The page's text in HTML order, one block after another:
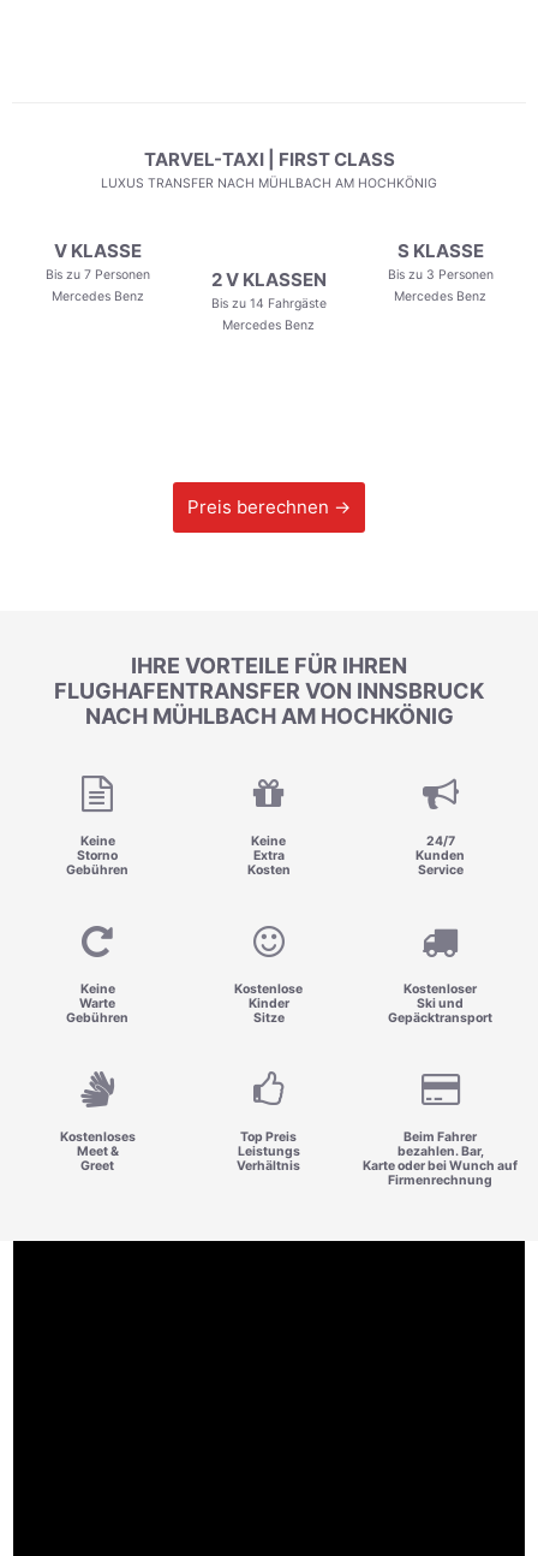
TARVEL-TAXI | FIRST CLASS
LUXUS TRANSFER NACH MÜHLBACH AM HOCHKÖNIG
V KLASSE
Bis zu 7 Personen
Mercedes Benz
2 V KLASSEN
Bis zu 14 Fahrgäste
Mercedes Benz
S KLASSE
Bis zu 3 Personen
Mercedes Benz
Preis berechnen →
IHRE VORTEILE FÜR IHREN
FLUGHAFENTRANSFER VON INNSBRUCK
NACH MÜHLBACH AM HOCHKÖNIG
Keine
Storno
Gebühren
Keine
Extra
Kosten
24/7
Kunden
Service
Keine
Warte
Gebühren
Kostenlose
Kinder
Sitze
Kostenloser
Ski und
Gepäcktransport
Kostenloses
Meet &
Greet
Top Preis
Leistungs
Verhältnis
Beim Fahrer
bezahlen. Bar,
Karte oder bei Wunch auf
Firmenrechnung